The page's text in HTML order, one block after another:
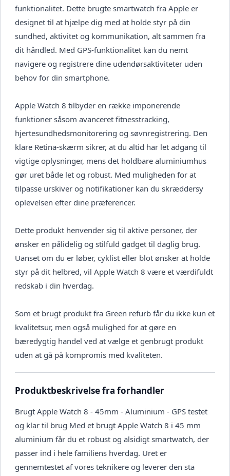
funktionalitet. Dette brugte smartwatch fra Apple er
designet til at hjælpe dig med at holde styr på din
sundhed, aktivitet og kommunikation, alt sammen fra
dit håndled. Med GPS-funktionalitet kan du nemt
navigere og registrere dine udendørsaktiviteter uden
behov for din smartphone.
Apple Watch 8 tilbyder en række imponerende
funktioner såsom avanceret fitnesstracking,
hjertesundhedsmonitorering og søvnregistrering. Den
klare Retina-skærm sikrer, at du altid har let adgang til
vigtige oplysninger, mens det holdbare aluminiumhus
gør uret både let og robust. Med muligheden for at
tilpasse urskiver og notifikationer kan du skræddersy
oplevelsen efter dine præferencer.
Dette produkt henvender sig til aktive personer, der
ønsker en pålidelig og stilfuld gadget til daglig brug.
Uanset om du er løber, cyklist eller blot ønsker at holde
styr på dit helbred, vil Apple Watch 8 være et værdifuldt
redskab i din hverdag.
Som et brugt produkt fra Green refurb får du ikke kun et
kvalitetsur, men også mulighed for at gøre en
bæredygtig handel ved at vælge et genbrugt produkt
uden at gå på kompromis med kvaliteten.
Produktbeskrivelse fra forhandler
Brugt Apple Watch 8 - 45mm - Aluminium - GPS testet
og klar til brug Med et brugt Apple Watch 8 i 45 mm
aluminium får du et robust og alsidigt smartwatch, der
passer ind i hele familiens hverdag. Uret er
gennemtestet af vores teknikere og leverer den sta